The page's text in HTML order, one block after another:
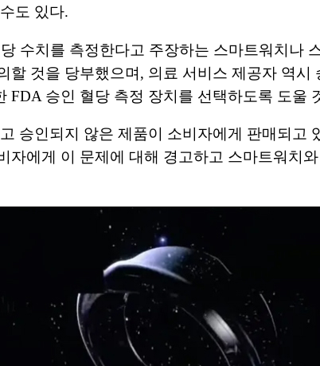
도 있다.
수치를 측정한다고 주장하는 스마트워치나
할 것을 당부했으며, 의료 서비스 제공자 역
FDA 승인 혈당 측정 장치를 선택하도록 도울
승인되지 않은 제품이 소비자에게 판매되고
자에게 이 문제에 대해 경고하고 스마트워치